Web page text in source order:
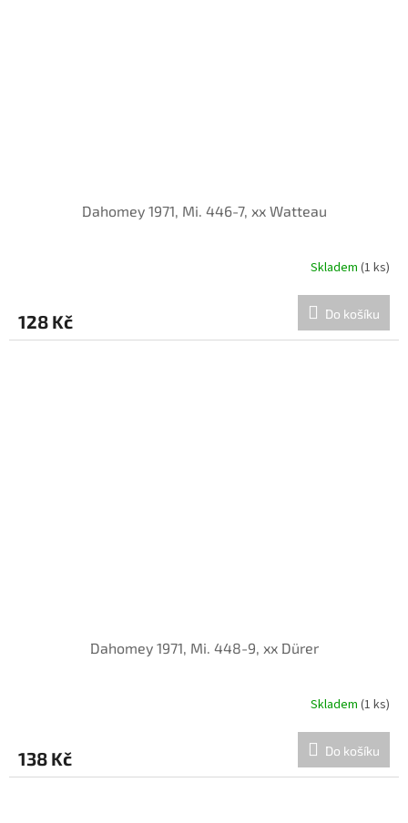
Dahomey 1971, Mi. 446-7, xx Watteau
Skladem (1 ks)
128 Kč Do košíku
Dahomey 1971, Mi. 448-9, xx Dürer
Skladem (1 ks)
138 Kč Do košíku